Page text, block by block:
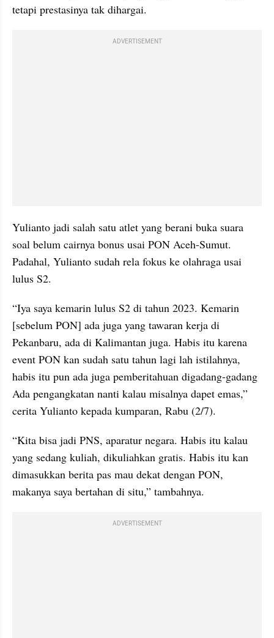
tetapi prestasinya tak dihargai.
ADVERTISEMENT
Yulianto jadi salah satu atlet yang berani buka suara
soal belum cairnya bonus usai PON Aceh-Sumut.
Padahal, Yulianto sudah rela fokus ke olahraga usai
lulus S2.
“Iya saya kemarin lulus S2 di tahun 2023. Kemarin
[sebelum PON] ada juga yang tawaran kerja di
Pekanbaru, ada di Kalimantan juga. Habis itu karena
event PON kan sudah satu tahun lagi lah istilahnya,
habis itu pun ada juga pemberitahuan digadang-gadang
Ada pengangkatan nanti kalau misalnya dapet emas,”
cerita Yulianto kepada kumparan, Rabu (2/7).
“Kita bisa jadi PNS, aparatur negara. Habis itu kalau
yang sedang kuliah, dikuliahkan gratis. Habis itu kan
dimasukkan berita pas mau dekat dengan PON,
makanya saya bertahan di situ,” tambahnya.
ADVERTISEMENT